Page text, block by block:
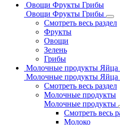
Овощи Фрукты Грибы
Овощи Фрукты Грибы
Смотреть весь раздел
Фрукты
Овощи
Зелень
Грибы
Молочные продукты
Молочные продукты
Смотреть весь раздел
Молочные продукты
Молочные продукты
Смотреть весь
Молоко